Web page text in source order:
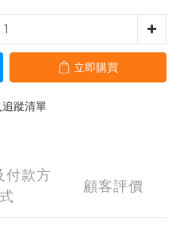
立即購買
追蹤清單
付款方
式
顧客評價